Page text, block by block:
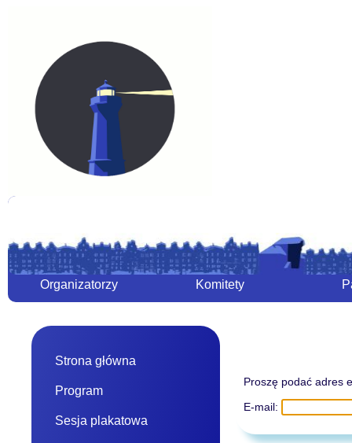
Organizatorzy Komitety
Strona główna
Program
Sesja plakatowa
Proszę podać adres
E-mail: